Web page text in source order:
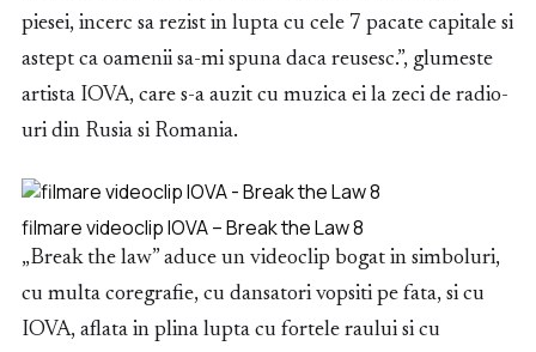
piesei, incerc sa rezist in lupta cu cele 7 pacate capitale si
astept ca oamenii sa-mi spuna daca reusesc.”, glumeste
artista IOVA, care s-a auzit cu muzica ei la zeci de radio-
uri din Rusia si Romania.
filmare videoclip IOVA – Break the Law 8
„Break the law” aduce un videoclip bogat in simboluri,
cu multa coregrafie, cu dansatori vopsiti pe fata, si cu
IOVA, aflata in plina lupta cu fortele raului si cu